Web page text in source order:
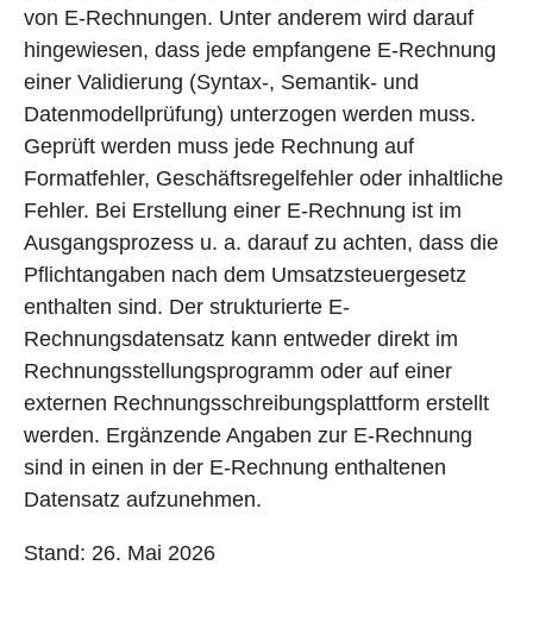
von E-Rechnungen. Unter anderem wird darauf
hingewiesen, dass jede empfangene E-Rechnung
einer Validierung (Syntax-, Semantik- und
Datenmodellprüfung) unterzogen werden muss.
Geprüft werden muss jede Rechnung auf
Formatfehler, Geschäftsregelfehler oder inhaltliche
Fehler. Bei Erstellung einer E-Rechnung ist im
Ausgangsprozess u. a. darauf zu achten, dass die
Pflichtangaben nach dem Umsatzsteuergesetz
enthalten sind. Der strukturierte E-
Rechnungsdatensatz kann entweder direkt im
Rechnungsstellungsprogramm oder auf einer
externen Rechnungsschreibungsplattform erstellt
werden. Ergänzende Angaben zur E-Rechnung
sind in einen in der E-Rechnung enthaltenen
Datensatz aufzunehmen.
Stand: 26. Mai 2026